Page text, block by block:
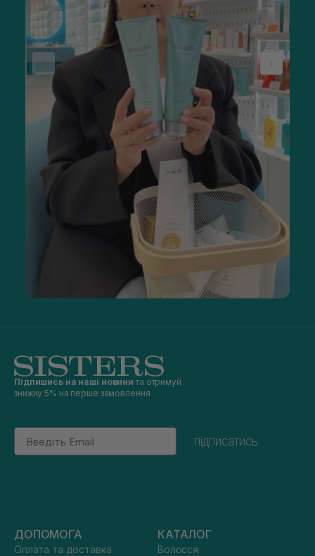
Підпишись на наші новини та отримуй
знижку 5% на перше замовлення
Email
підписатись
ДОПОМОГА
Оплата та доставка
КАТАЛОГ
Волосся